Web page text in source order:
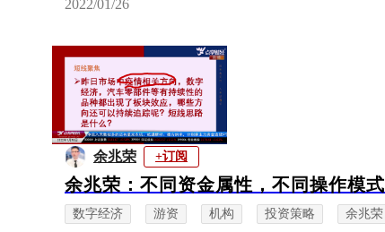
2022/01/26
余兆荣 +订阅
余兆荣：不同资金属性，不同操作模式
数字经济 游资 机构 投资策略 余兆荣